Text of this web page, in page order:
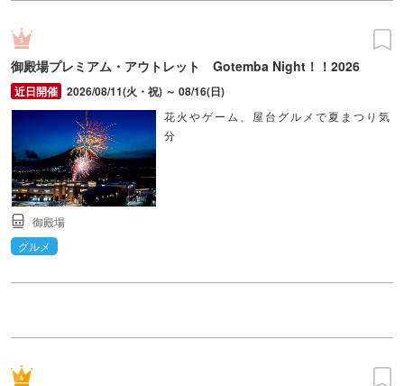
御殿場プレミアム・アウトレット Gotemba Night！！2026
2026/08/11(火・祝) ～ 08/16(日)
花火やゲーム、屋台グルメで夏まつり気
分
御殿場
グルメ